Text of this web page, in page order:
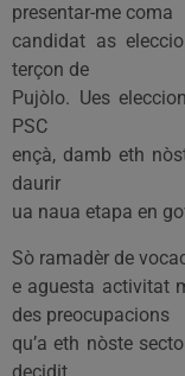
presentar-me coma
candidat as
terçon de
Pujòlo. Ues
PSC
ençà, damb eth
daurir
ua naua etapa en
Sò ramadèr de
e aguesta activitat
des preocupacions
qu’a eth nòste
decidit